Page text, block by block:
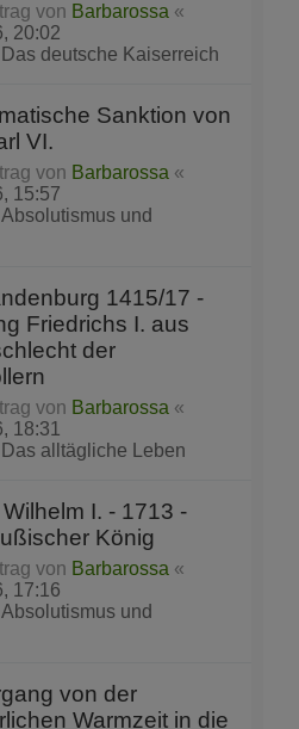
von Barbarossa «
20:02
Das deutsche Kaiserreich
Sanktion von
VI.
von Barbarossa «
15:57
Absolutismus und
1415/17 -
Friedrichs I. aus
der
von Barbarossa «
18:31
Das alltägliche Leben
I. - 1713 -
König
von Barbarossa «
17:16
Absolutismus und
von der
Warmzeit in die